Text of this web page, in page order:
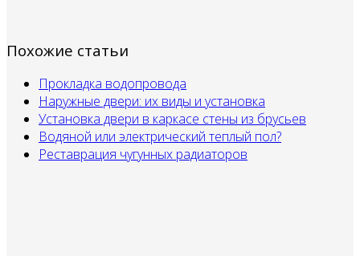
Похожие статьи
Прокладка водопровода
Наружные двери: их виды и установка
Установка двери в каркасе стены из брусьев
Водяной или электрический теплый пол?
Реставрация чугунных радиаторов